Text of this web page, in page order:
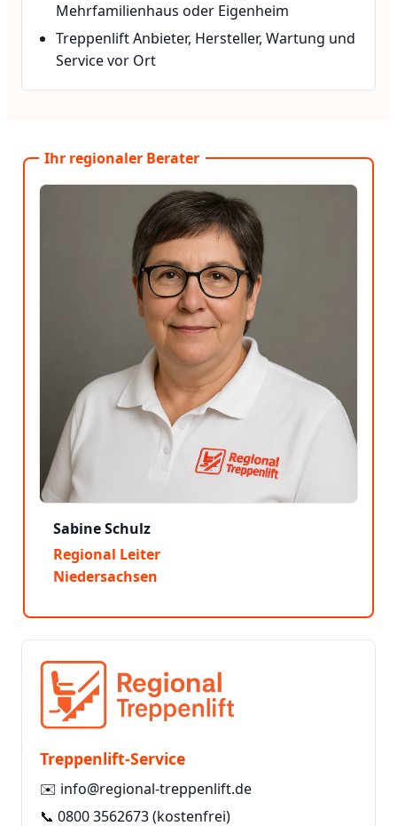
Mehrfamilienhaus oder Eigenheim
Treppenlift Anbieter, Hersteller, Wartung und
Service vor Ort
Ihr regionaler Berater
Sabine Schulz
Regional Leiter
Niedersachsen
Treppenlift-Service
✉️ info@regional-treppenlift.de
📞 0800 3562673(kostenfrei)